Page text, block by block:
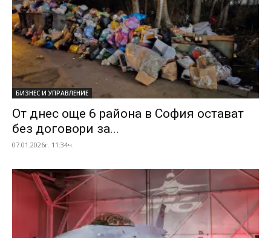
БИЗНЕС И УПРАВЛЕНИЕ
От днес още 6 района в София остават
без договори за...
07.01.2026г. 11:34ч.